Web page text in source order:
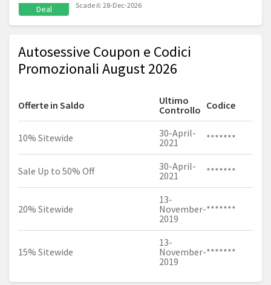
Deal Scade il: 28-Dec-2026
Autosessive Coupon e Codici
Promozionali August 2026
Offerte in Saldo
Ultimo
Controllo Codice
10% Sitewide
30-April-
2021
*******
Sale Up to 50% Off
30-April-
2021
*******
20% Sitewide
13-
November-
2019
*******
15% Sitewide
13-
November-
2019
*******